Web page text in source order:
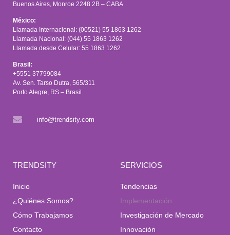
Buenos Aires, Monroe 2248 2B – CABA
México:
Llamada Internacional: (00521) 55 1863 1262
Llamada Nacional: (044) 55 1863 1262
Llamada desde Celular: 55 1863 1262
Brasil:
+5551 37799084
Av. Sen. Tarso Dutra, 565/311
Porto Alegre, RS – Brasil
info@trendsity.com
TRENDSITY
Inicio
¿Quiénes Somos?
Cómo Trabajamos
Contacto
SERVICIOS
Tendencias
Implementación
Investigación de Mercado
Innovación